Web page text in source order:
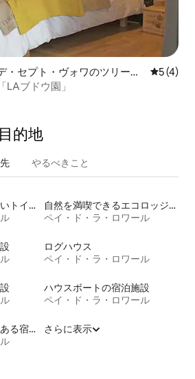
・セプト・ヴォワのツリーハ
レビュー
5 (4)
LAブドウ園」
的⁠地
やるべきこと
車椅子から移乗しやすいトイレ付きの宿泊施設
自然を満喫できるエコロッジの宿泊施設
ペイ・ド・ラ・ロワール
ログハウス
ペイ・ド・ラ・ロワール
ハウスボートの宿泊施設
ペイ・ド・ラ・ロワール
ウォーターフロントにある宿泊施設
さらに表示